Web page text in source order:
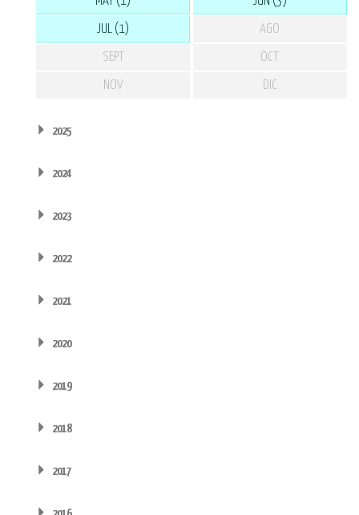
JUL (1) AGO
SEPT OCT
NOV DIC
2025
2024
2023
2022
2021
2020
2019
2018
2017